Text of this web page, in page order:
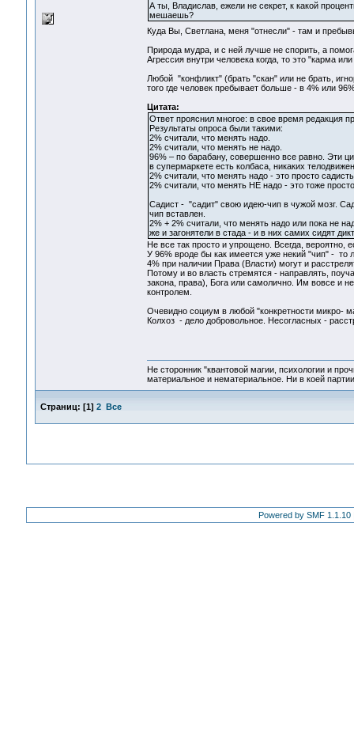
А ты, Владислав, ежели не секрет, к какой
мешаешь?
Куда Вы, Светлана, меня "отнесли" - там и
Природа мудра, и с ней лучше не спорить, а
Агрессия внутри человека когда, то это "карма
Любой "конфликт" (брать "скан" или не брать,
того где человек пребывает больше - в 4% или
Цитата:
Ответ прояснил многое: в свое время редакция
Результаты опроса были такими:
2% считали, что менять надо.
2% считали, что менять не надо.
96% – по барабану, совершенно все равно. Эти
в супермаркете есть колбаса, никаких
2% считали, что менять надо - это просто
2% считали, что менять НЕ надо - это тоже
Садист - "садит" свою идею-чип в чужой мозг.
чип вставлен.
2% + 2% считали, что менять надо или пока не
же и загонятели в стада - и в них самих сидят
Не все так просто и упрощено. Всегда, вероятно,
У 96% вроде бы как имеется уже некий "чип" - то
4% при наличии Права (Власти) могут и
Потому и во власть стремятся - направлять,
закона, права), Бога или самолично. Им вовсе и
контролем.
Очевидно социум в любой "конкретности микро-
Колхоз - дело добровольное. Несогласных -
Не сторонник "квантовой магии, психологии и
материальное и нематериальное. Ни в коей
Страниц: [1] 2 Все
Powered by SMF 1.1.10